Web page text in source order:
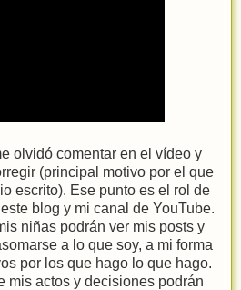
olvidó comentar en el vídeo y
(principal motivo por el que
escrito). Ese punto es el rol de
blog y mi canal de YouTube.
niñas podrán ver mis posts y
a lo que soy, a mi forma
por los que hago lo que hago.
mis actos y decisiones podrán